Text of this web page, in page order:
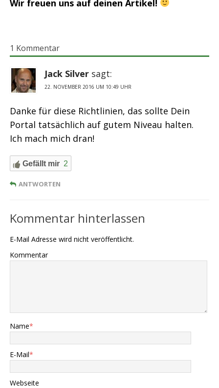
Wir freuen uns auf deinen Artikel!
1 Kommentar
Jack Silver sagt:
22. NOVEMBER 2016 UM 10:49 UHR
Danke für diese Richtlinien, das sollte Dein
Portal tatsächlich auf gutem Niveau halten.
Ich mach mich dran!
Gefällt mir 2
ANTWORTEN
Kommentar hinterlassen
E-Mail Adresse wird nicht veröffentlicht.
Kommentar
Name*
E-Mail*
Webseite